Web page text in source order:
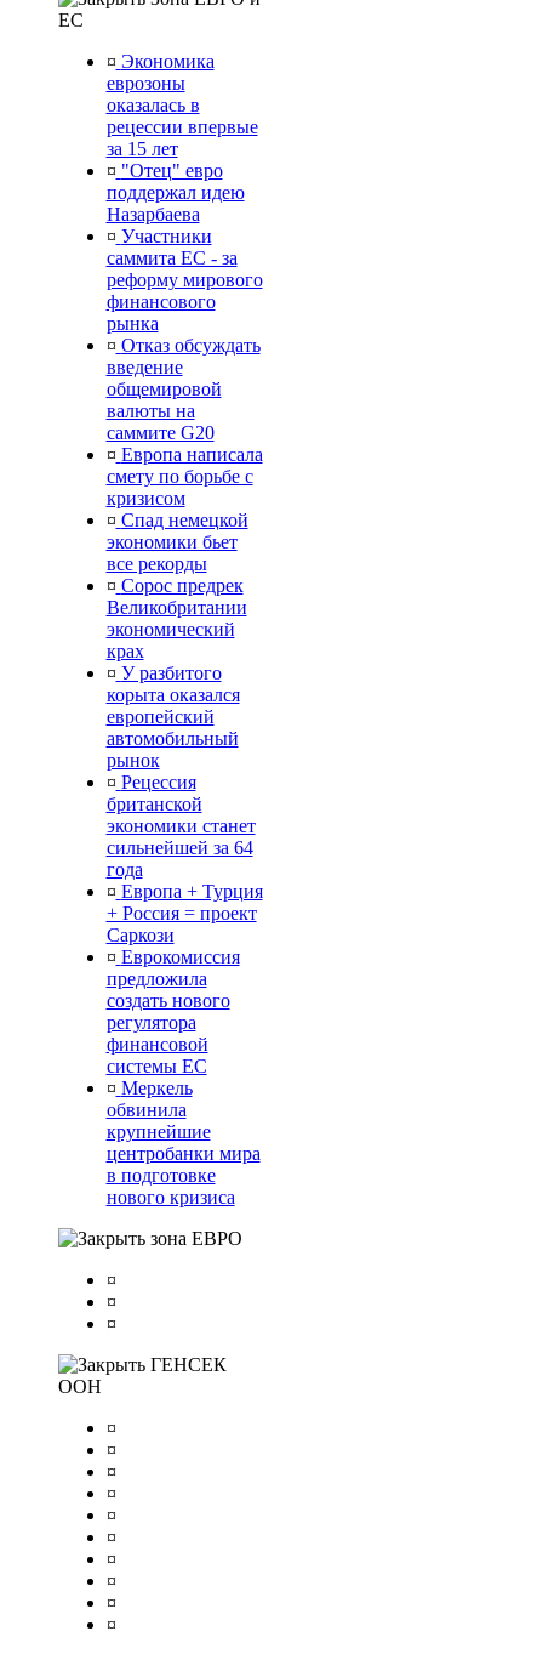
ЕС
¤ Экономика
еврозоны
оказалась в
рецессии впервые
за 15 лет
¤ "Отец" евро
поддержал идею
Назарбаева
¤ Участники
саммита ЕС - за
реформу мирового
финансового
рынка
¤ Отказ обсуждать
введение
общемировой
валюты на
саммите G20
¤ Европа написала
смету по борьбе с
кризисом
¤ Спад немецкой
экономики бьет
все рекорды
¤ Сорос предрек
Великобритании
экономический
крах
¤ У разбитого
корыта оказался
европейский
автомобильный
рынок
¤ Рецессия
британской
экономики станет
сильнейшей за 64
года
¤ Европа + Турция
+ Россия = проект
Саркози
¤ Еврокомиссия
предложила
создать нового
регулятора
финансовой
системы ЕС
¤ Меркель
обвинила
крупнейшие
центробанки мира
в подготовке
нового кризиса
зона ЕВРО
¤
¤
¤
ГЕНСЕК
ООН
¤
¤
¤
¤
¤
¤
¤
¤
¤
¤